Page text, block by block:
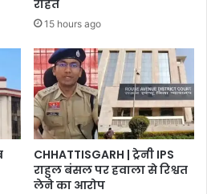
राहत
15 hours ago
CHHATTISGARH | ट्रेनी IPS
राहुल बंसल पर हवाला से रिश्वत
लेने का आरोप